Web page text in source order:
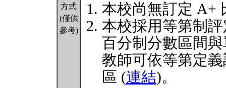
方式
(僅供
參考)
本校尚無訂定 A+
本校採用等第制
百分制分數區間
教師可依等第定
區 (連結)。